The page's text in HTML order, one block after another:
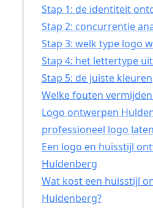
Stap 1: de identiteit
Stap 2: concurrentie
Stap 3: welk type logo
Stap 4: het lettertype
Stap 5: de juiste kleuren
Welke fouten
Logo ontwerpen
professioneel logo
Een logo en huisstijl
Huldenberg
Wat kost een huisstijl
Huldenberg?